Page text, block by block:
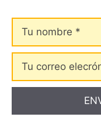
nombre
Tu
correo
elecrónico